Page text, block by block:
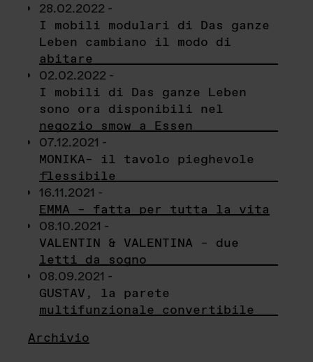
28.02.2022 -
I mobili modulari di Das ganze
Leben cambiano il modo di
abitare
02.02.2022 -
I mobili di Das ganze Leben
sono ora disponibili nel
negozio smow a Essen
07.12.2021 -
MONIKA– il tavolo pieghevole
flessibile
16.11.2021 -
EMMA – fatta per tutta la vita
08.10.2021 -
VALENTIN & VALENTINA – due
letti da sogno
08.09.2021 -
GUSTAV, la parete
multifunzionale convertibile
Archivio